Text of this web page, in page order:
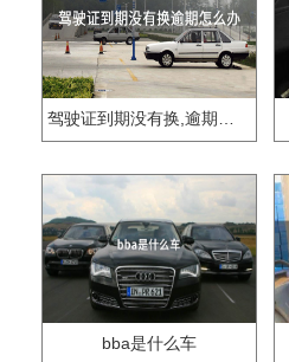
驾驶证到期没有换,逾期怎么办??
bba是什么车